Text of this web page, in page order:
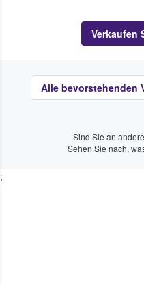
Verkaufen
Alle bevorstehenden
Sind Sie an
Sehen Sie nach,
;